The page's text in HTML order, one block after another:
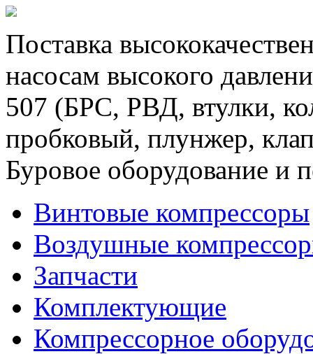
Поставка
насосам высокого
507 (БРС, РВД, втулки,
пробковый, плунжер,
Буровое оборудование и
Винтовые компрессоры
Воздушные
Запчасти
Комплектующие
Компрессорное